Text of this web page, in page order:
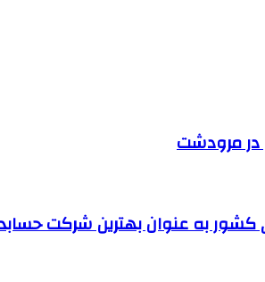
در مرودشت
به عنوان بهترین شرکت